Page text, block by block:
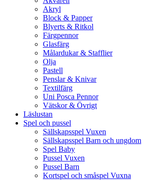
Akryl
Block & Papper
Blyerts & Ritkol
Färgpennor
Glasfärg
Målardukar & Stafflier
Olja
Pastell
Penslar & Knivar
Textilfärg
Uni Posca Pennor
Vätskor & Övrigt
Läslustan
Spel och pussel
Sällskapsspel Vuxen
Sällskapsspel Barn och ungdom
Spel Baby
Pussel Vuxen
Pussel Barn
Kortspel och småspel Vuxna